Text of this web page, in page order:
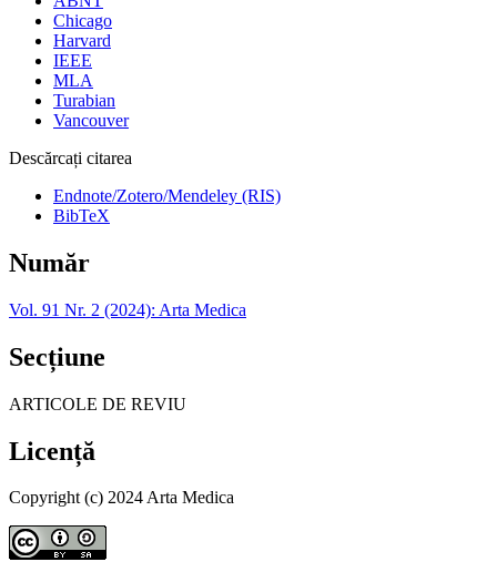
Chicago
Harvard
IEEE
MLA
Turabian
Vancouver
Descărcați citarea
Endnote/Zotero/Mendeley (RIS)
BibTeX
Număr
Vol. 91 Nr. 2 (2024): Arta Medica
Secțiune
ARTICOLE DE REVIU
Licență
Copyright (c) 2024 Arta Medica